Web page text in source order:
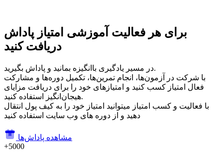
برای هر فعالیت آموزشی امتیاز پاداش
دریافت کنید
در مسیر یادگیری باانگیزه بمانید و پاداش بگیرید.
با شرکت در آزمون‌ها، انجام تمرین‌ها، تکمیل دوره‌ها و مشارکت
فعال امتیاز کسب کنید و امتیازهای خود را برای دریافت مزایای
هیجان‌انگیز استفاده کنید.
با فعالیت و کسب امتیاز میتوانید امتیاز خود را به کیف پول انتقال
دهید و از دوره های وب سایت استفاده کنید
مشاهده پاداش‌ها
+5000